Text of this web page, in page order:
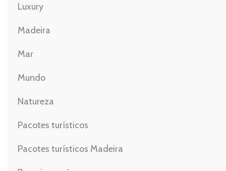
Luxury
Madeira
Mar
Mundo
Natureza
Pacotes turísticos
Pacotes turísticos Madeira